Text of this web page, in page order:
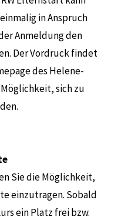
in Anspruch
Anmeldung den
Der Vordruck findet
des Helene-
sich zu
Sie die Möglichkeit,
einzutragen. Sobald
ein Platz frei bzw.